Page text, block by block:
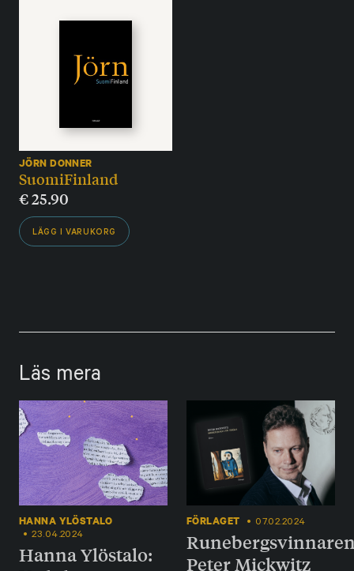
JÖRN DONNER
SuomiFinland
€25.90
LÄGG I VARUKORG
Läs mera
HANNA YLÖSTALO
23.04.2024
Hanna Ylöstalo:
FÖRLAGET 07.02.2024
Peter Mickwitz